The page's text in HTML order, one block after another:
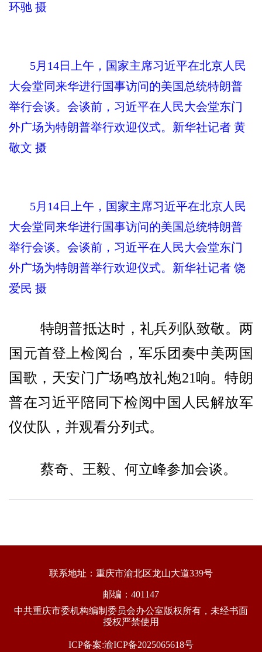
环驰 摄
5月14日上午，国家主席习近平在北京人民
大会堂同来华进行国事访问的美国总统特朗普
举行会谈。会谈前，习近平在人民大会堂东门
外广场为特朗普举行欢迎仪式。新华社记者 黄
敬文 摄
5月14日上午，国家主席习近平在北京人民
大会堂同来华进行国事访问的美国总统特朗普
举行会谈。会谈前，习近平在人民大会堂东门
外广场为特朗普举行欢迎仪式。新华社记者 饶
爱民 摄
特朗普抵达时，礼兵列队致敬。两
国元首登上检阅台，军乐团奏中美两国
国歌，天安门广场鸣放礼炮21响。特朗
普在习近平陪同下检阅中国人民解放军
仪仗队，并观看分列式。
蔡奇、王毅、何立峰参加会谈。
联系地址：重庆市渝北区龙山大道339号
邮编：401147
中共重庆市委机构编制委员会办公室版权所有，未经书面
授权严禁使用
ICP备案:渝ICP备2025065618号